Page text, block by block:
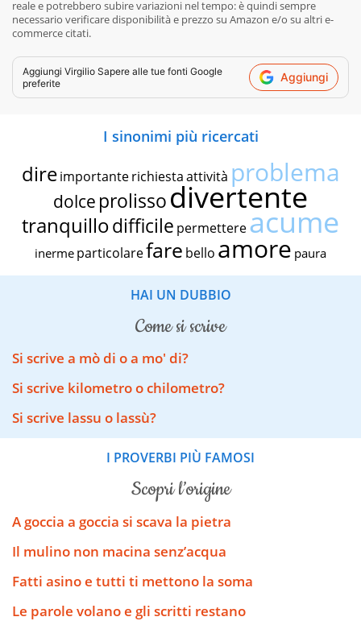
reale e potrebbero subire variazioni nel tempo: è quindi sempre
necessario verificare disponibilità e prezzo su Amazon e/o su altri e-
commerce citati.
Aggiungi Virgilio Sapere alle tue fonti Google
preferite
Aggiungi
I sinonimi più ricercati
dire importante richiestaattività problema
dolce prolissodivertente
tranquillodifficile permettereacume
inerme particolarefare bello amore paura
HAI UN DUBBIO
come si scrive
Si scrive a mò di o a mo' di?
Si scrive kilometro o chilometro?
Si scrive lassu o lassù?
I PROVERBI PIÙ FAMOSI
scopri l’origine
A goccia a goccia si scava la pietra
Il mulino non macina senz’acqua
Fatti asino e tutti ti mettono la soma
Le parole volano e gli scritti restano